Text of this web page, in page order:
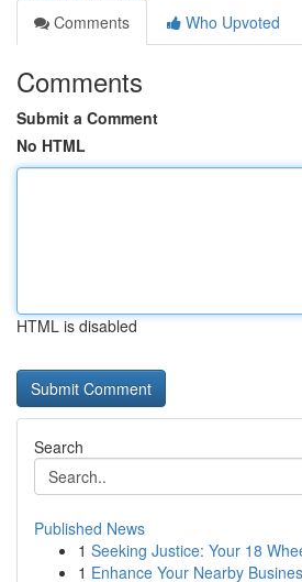
Comments
Who Upvoted
Comments
Submit a Comment
No HTML
HTML is disabled
Search
Published News
1 Seeking Justice: Your 18
1 Enhance Your Nearby